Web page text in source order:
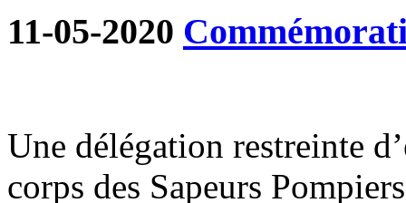
11-05-2020
Une délégation restreinte
corps des Sapeurs